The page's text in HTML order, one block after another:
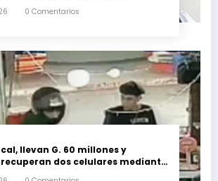
0 Comentarios
llevan G. 60 millones y
dos celulares mediante